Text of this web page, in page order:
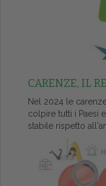
CARENZE, IL
Nel 2024 le
colpire tutti i Paesi
stabile rispetto